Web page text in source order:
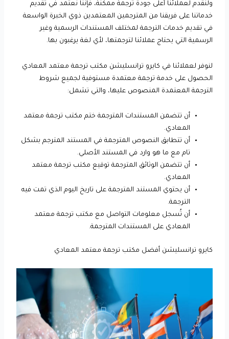
ولنقدم لعملائنا أعلى جودة ترجمة ممكنة، فإننا نعتمد في تقديم
خدماتنا على فريقنا من المترجمين المعتمدين ذوي الخبرة الواسعة
في تقديم خدمات الترجمة لمختلف المستندات الرسمية وغير
الرسمية التي يحتاج عملائنا لترجمتها، لأي لغة يرغبون بها.
لنوفر لعملائنا في كايرو ترانسليشن مكتب ترجمة معتمد المعادي
الحصول على خدمة ترجمة معتمدة مستوفية لجميع شروط
الترجمة المعتمدة المنصوص عليها، والتي تشمل:
أن تتضمن المستندات المترجمة ختم مكتب ترجمة معتمد
المعادي.
أن تتطابق النصوص المترجمة في المستند المترجم بشكل
تام مع ما هو وارد في المستند الأصلي.
أن تتضمن الوثائق المترجمة توقيع مكتب ترجمة معتمد
المعادي.
أن يحتوي المستند المترجمة على تاريخ اليوم الذي تمت فيه
الترجمة.
أن تُسجل معلومات التواصل مع مكتب ترجمة معتمد
المعادي على المستندات المترجمة.
كايرو ترانسليشن أفضل مكتب ترجمة معتمد المعادي